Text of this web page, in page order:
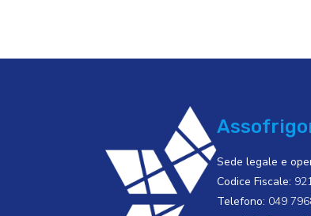
Sede legale e
Codice Fiscale:
Telefono: 049